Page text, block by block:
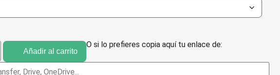
Añadir al carrito
O si lo prefieres copia aquí tu enlace de: